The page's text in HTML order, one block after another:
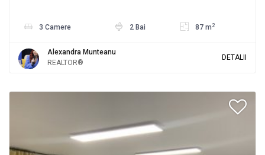
3 Camere 2 Bai 87 m 2
Alexandra Munteanu
REALTOR®
DETALII